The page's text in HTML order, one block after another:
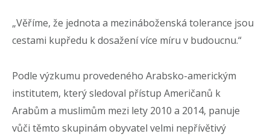
„Věříme, že jednota a mezináboženská tolerance jsou
cestami kupředu k dosažení více míru v budoucnu.“
Podle výzkumu provedeného Arabsko-americkým
institutem, který sledoval přístup Američanů k
Arabům a muslimům mezi lety 2010 a 2014, panuje
vůči těmto skupinám obyvatel velmi nepřívětivý